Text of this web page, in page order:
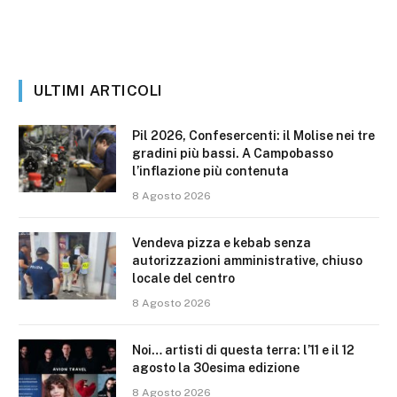
ULTIMI ARTICOLI
Pil 2026, Confesercenti: il Molise nei tre
gradini più bassi. A Campobasso
l’inflazione più contenuta
8 Agosto 2026
Vendeva pizza e kebab senza
autorizzazioni amministrative, chiuso
locale del centro
8 Agosto 2026
Noi… artisti di questa terra: l’11 e il 12
agosto la 30esima edizione
8 Agosto 2026